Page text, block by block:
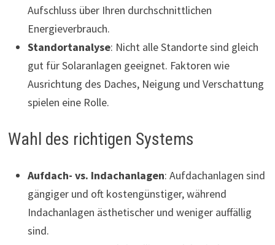
Aufschluss über Ihren durchschnittlichen
Energieverbrauch.
Standortanalyse: Nicht alle Standorte sind gleich
gut für Solaranlagen geeignet. Faktoren wie
Ausrichtung des Daches, Neigung und Verschattung
spielen eine Rolle.
Wahl des richtigen Systems
Aufdach- vs. Indachanlagen: Aufdachanlagen sind
gängiger und oft kostengünstiger, während
Indachanlagen ästhetischer und weniger auffällig
sind.